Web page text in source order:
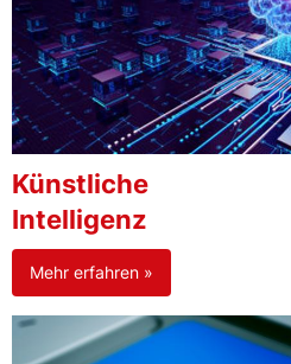
Künstliche
Intelligenz
Mehr erfahren »